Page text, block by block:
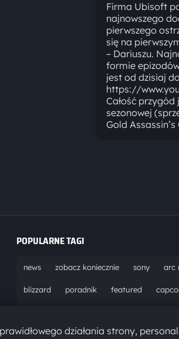
Firma Ubisoft
najnowszego
pierwszego
się na
– Dariuszu.
formie
jest od dzisiaj
https://
Całość
sezonowej
Gold
POPULARNE TAGI
news zobacz koniecznie sony arc
blizzard poradnik featured
aktualizacja pc epic games
działania strony,